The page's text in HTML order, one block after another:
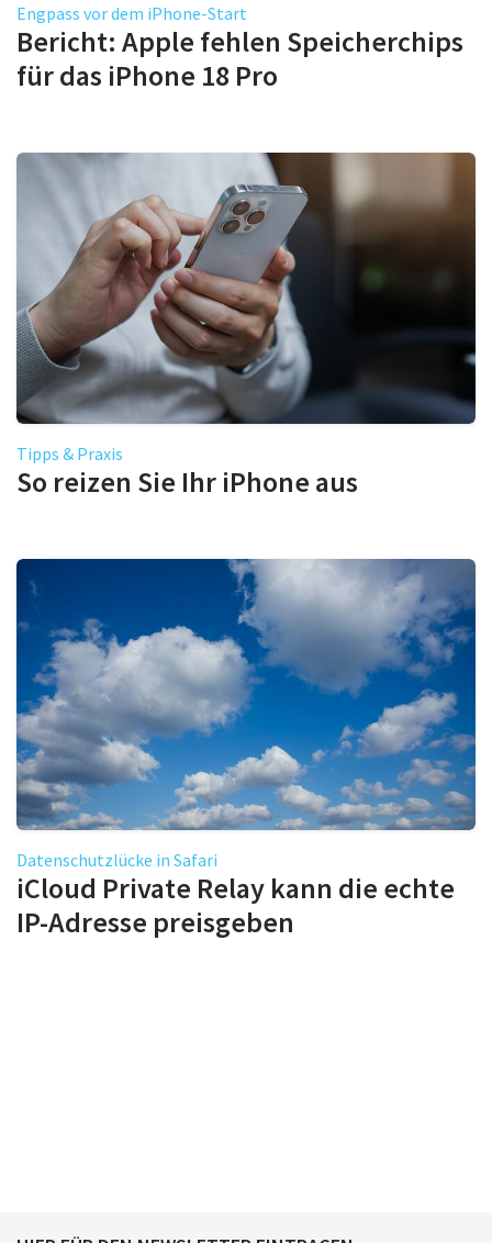
Engpass vor dem iPhone-Start
Bericht: Apple fehlen Speicherchips
für das iPhone 18 Pro
Tipps & Praxis
So reizen Sie Ihr iPhone aus
Datenschutzlücke in Safari
iCloud Private Relay kann die echte
IP-Adresse preisgeben